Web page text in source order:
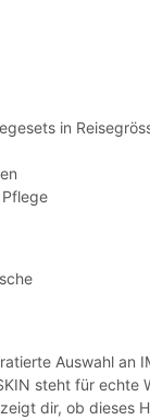
in
Auswahl an
steht für echte
dir, ob dieses